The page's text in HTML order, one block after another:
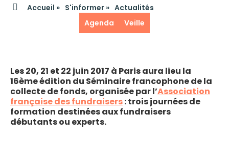
Accueil » S'informer » Actualités
Agenda
Veille
Les 20, 21 et 22 juin 2017 à Paris aura lieu la
16ème édition du Séminaire francophone de la
collecte de fonds, organisée par l’Association
française des fundraisers: trois journées de
formation destinées aux fundraisers
débutants ou experts.